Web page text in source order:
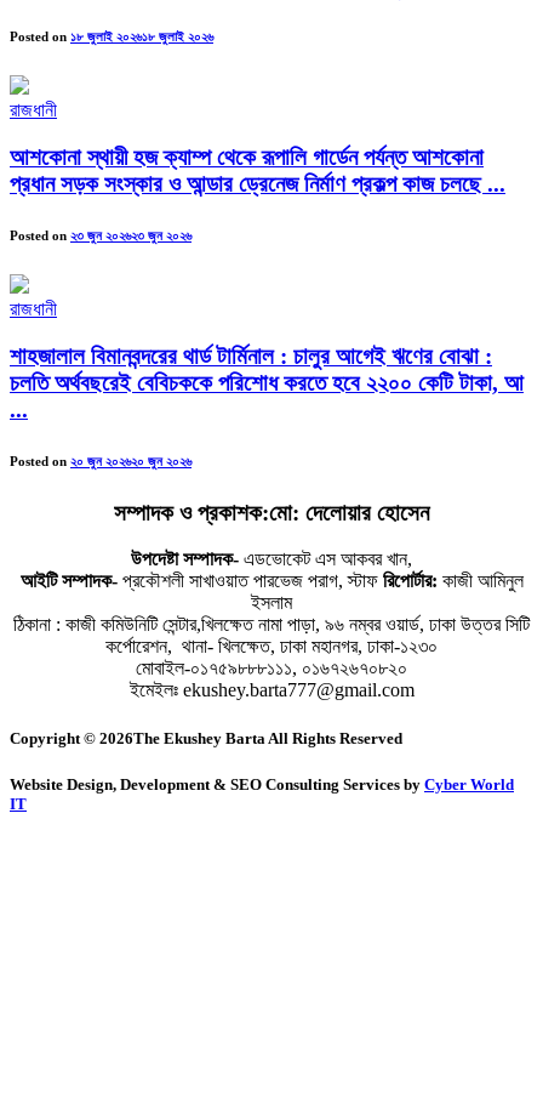
Posted on ১৮ জুলাই ২০২৬১৮ জুলাই ২০২৬
রাজধানী
আশকোনা স্থায়ী হজ ক্যাম্প থেকে রূপালি গার্ডেন পর্যন্ত আশকোনা
প্রধান সড়ক সংস্কার ও আন্ডার ড্রেনেজ নির্মাণ প্রকল্প কাজ চলছে ...
Posted on ২৩ জুন ২০২৬২৩ জুন ২০২৬
রাজধানী
শাহজালাল বিমানবন্দরের থার্ড টার্মিনাল : চালুর আগেই ঋণের বোঝা :
চলতি অর্থবছরেই বেবিচককে পরিশোধ করতে হবে ২২০০ কেটি টাকা, আ
...
Posted on ২০ জুন ২০২৬২০ জুন ২০২৬
সম্পাদক ও প্রকাশক:মো: দেলোয়ার হোসেন
উপদেষ্টা সম্পাদক- এডভোকেট এস আকবর খান,
আইটি সম্পাদক-প্রকৌশলী সাখাওয়াত পারভেজ পরাগ, স্টাফ রিপোর্টার: কাজী আমিনুল
ইসলাম
ঠিকানা : কাজী কমিউনিটি সেন্টার,খিলক্ষেত নামা পাড়া, ৯৬ নম্বর ওয়ার্ড, ঢাকা উত্তর সিটি
কর্পোরেশন, থানা- খিলক্ষেত, ঢাকা মহানগর, ঢাকা-১২৩০
মোবাইল-০১৭৫৯৮৮৮১১১, ০১৬৭২৬৭০৮২০
ইমেইলঃ ekushey.barta777@gmail.com
Copyright © 2026The Ekushey Barta All Rights Reserved
Website Design, Development & SEO Consulting Services by Cyber World
IT